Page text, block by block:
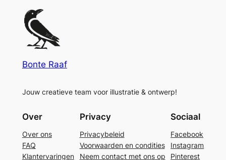
Bonte Raaf
Jouw creatieve team voor illustratie & ontwerp!
Over
Over ons
FAQ
Klantervaringen
Privacy
Privacybeleid
Voorwaarden en condities
Neem contact met ons op
Sociaal
Facebook
Instagram
Pinterest